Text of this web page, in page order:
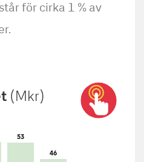
för cirka 1 % av
(Mkr)
53
46